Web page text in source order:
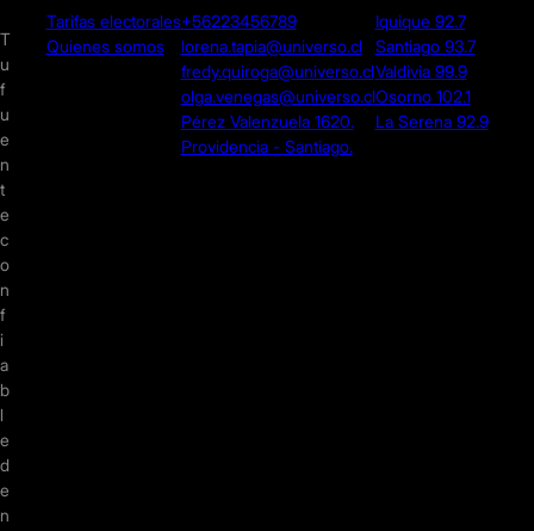
T
u
f
u
e
n
t
e
c
o
n
f
i
a
b
l
e
d
e
n
Tarifas electorales
Quienes somos
+56223456789
lorena.tapia@universo.cl
fredy.quiroga@universo.cl
olga.venegas@universo.cl
Pérez Valenzuela 1620.
Providencia - Santiago.
Iquique 92.7
Santiago 93.7
Valdivia 99.9
Osorno 102.1
La Serena 92.9